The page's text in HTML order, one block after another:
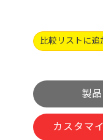
比較リストに追
カスタマ